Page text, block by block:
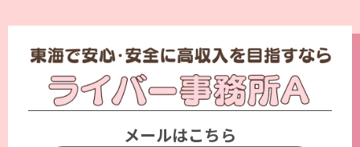
メールはこちら